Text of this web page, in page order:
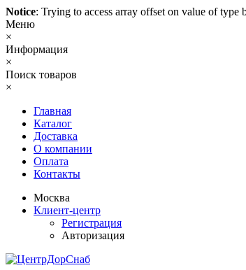
Notice: Trying to access array offset on value of type
Меню
×
Информация
×
Поиск товаров
×
Главная
Каталог
Доставка
О компании
Оплата
Контакты
Москва
Клиент-центр
Регистрация
Авторизация